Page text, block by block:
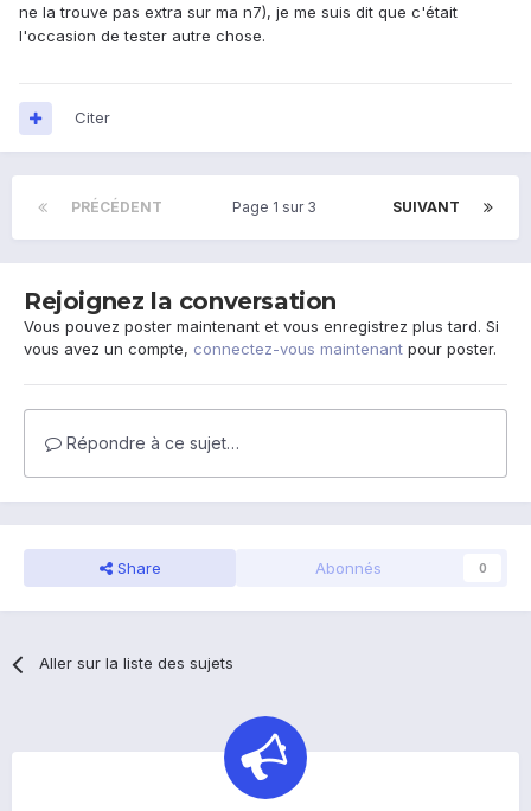
ne la trouve pas extra sur ma n7), je me suis dit que c'était
l'occasion de tester autre chose.
Citer
PRÉCÉDENT SUIVANT
Page 1 sur 3
Rejoignez la conversation
Vous pouvez poster maintenant et vous enregistrez plus tard. Si
vous avez un compte, connectez-vous maintenant pour poster.
Répondre à ce sujet…
Share Abonnés 0
Aller sur la liste des sujets